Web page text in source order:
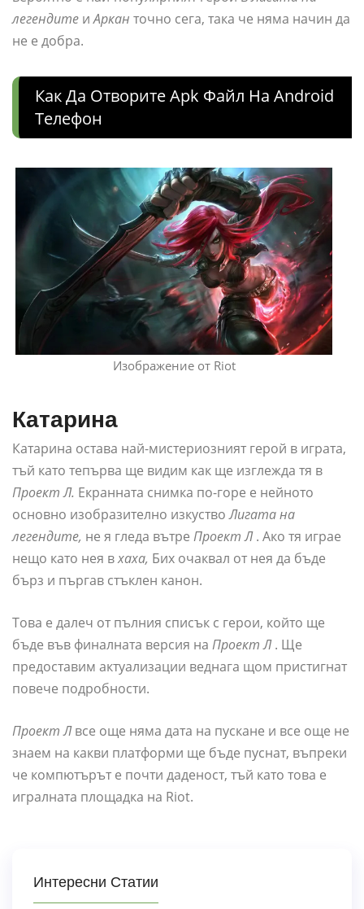
легендите иАркан точно сега, така че няма начин да
не е добра.
Как Да Отворите Apk Файл На Android
Телефон
Изображение от Riot
Катарина
Катарина остава най-мистериозният герой в играта,
тъй като тепърва ще видим как ще изглежда тя в
Проект Л. Екранната снимка по-горе е нейното
основно изобразително изкуствоЛигата на
легендите, не я гледа вътре Проект Л. Ако тя играе
нещо като нея вхаха, Бих очаквал от нея да бъде
бърз и пъргав стъклен канон.
Това е далеч от пълния списък с герои, който ще
бъде във финалната версия на Проект Л. Ще
предоставим актуализации веднага щом пристигнат
повече подробности.
Проект Лвсе още няма дата на пускане и все още не
знаем на какви платформи ще бъде пуснат, въпреки
че компютърът е почти даденост, тъй като това е
игралната площадка на Riot.
Интересни Статии